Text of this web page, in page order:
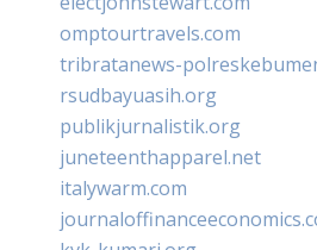
omptourtravels.com
tribratanews-
rsudbayuasih.org
publikjurnalistik.org
juneteenthapparel.net
italywarm.com